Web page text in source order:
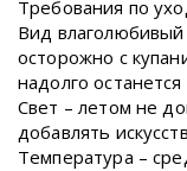
Требования по
Вид
осторожно с
надолго останется
Свет – летом не
добавлять
Температура –